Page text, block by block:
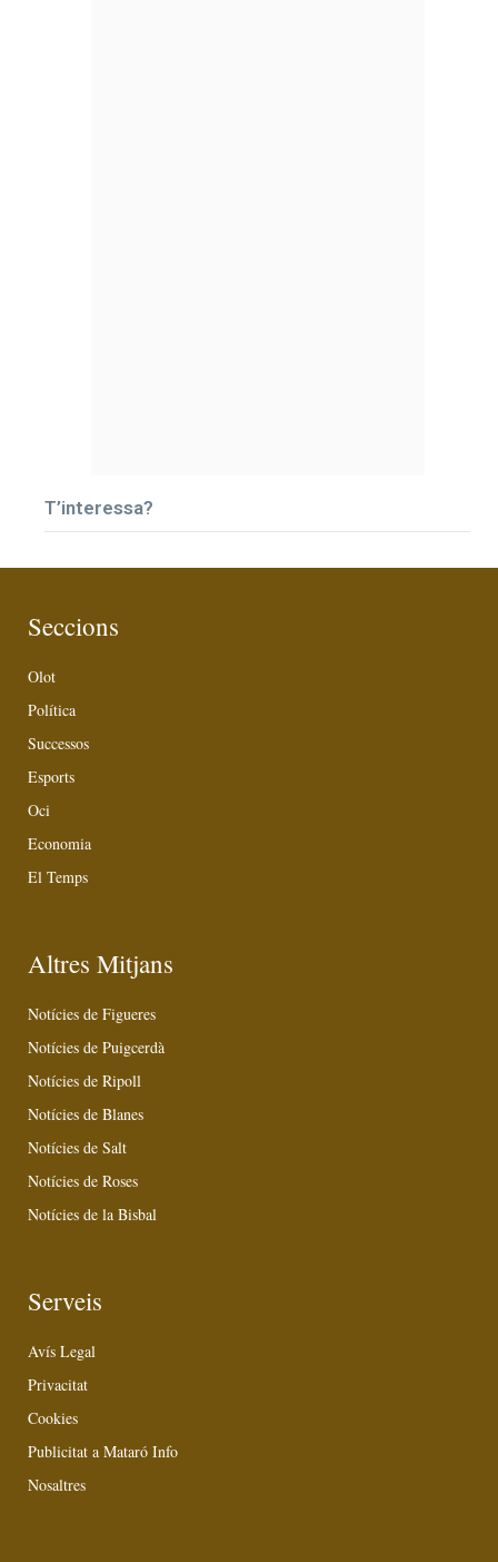
T’interessa?
Seccions
Olot
Política
Successos
Esports
Oci
Economia
El Temps
Altres Mitjans
Notícies de Figueres
Notícies de Puigcerdà
Notícies de Ripoll
Notícies de Blanes
Notícies de Salt
Notícies de Roses
Notícies de la Bisbal
Serveis
Avís Legal
Privacitat
Cookies
Publicitat a Mataró Info
Nosaltres